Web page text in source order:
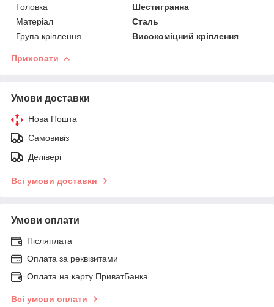
Головка
Шестигранна
Матеріал
Сталь
Група кріплення
Високоміцний кріплення
Приховати
Умови доставки
Нова Пошта
Самовивіз
Делівері
Всі умови доставки
Умови оплати
Післяплата
Оплата за реквізитами
Оплата на карту ПриватБанка
Всі умови оплати